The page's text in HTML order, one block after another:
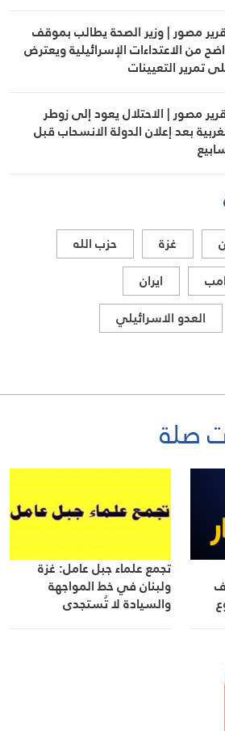
مصور | وزير الصحة يطالب بموقف
من الاعتداءات الإسرائيلية ويعترض
تمرير التعيينات
مصور | الاحتلال يعود إلى زوطر
بعد إعلان الدولة الانسحاب قبل
غزة
حزب الله
ايران
العدو الاسرائيلي
صلة
تجمع علماء جبل عامل: غزة
ولبنان في خط المواجهة
والسيادة لا تُستجدى